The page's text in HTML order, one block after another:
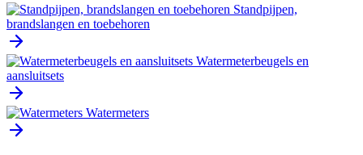
Standpijpen,
brandslangen en toebehoren
Watermeterbeugels en
aansluitsets
Watermeters